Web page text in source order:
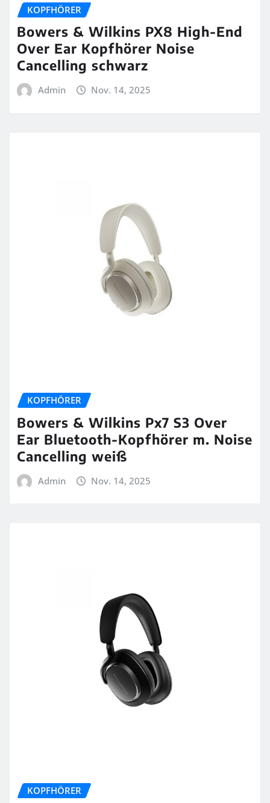
KOPFHÖRER
Bowers & Wilkins PX8 High-End
Over Ear Kopfhörer Noise
Cancelling schwarz
Admin Nov. 14, 2025
KOPFHÖRER
Bowers & Wilkins Px7 S3 Over
Ear Bluetooth-Kopfhörer m. Noise
Cancelling weiß
Admin Nov. 14, 2025
KOPFHÖRER